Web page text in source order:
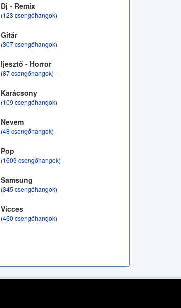
Dj - Remix
(123 csengőhangok)
Gitár
(307 csengőhangok)
Ijesztő - Horror
(87 csengőhangok)
Karácsony
(109 csengőhangok)
Nevem
(48 csengőhangok)
Pop
(1609 csengőhangok)
Samsung
(345 csengőhangok)
Vicces
(460 csengőhangok)